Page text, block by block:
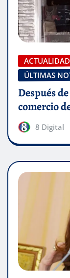
ACTUALIDAD
ÚLTIMAS
Después
comercio
8 Digital